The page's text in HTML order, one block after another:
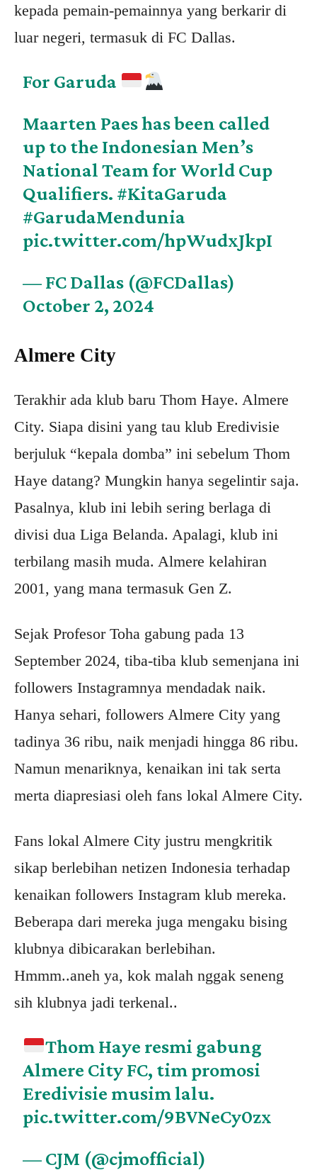
kepada pemain-pemainnya yang berkarir di
luar negeri, termasuk di FC Dallas.
For Garuda
Maarten Paes has been called
up to the Indonesian Men’s
National Team for World Cup
Qualifiers. #KitaGaruda
#GarudaMendunia
pic.twitter.com/hpWudxJkpI
— FC Dallas (@FCDallas)
October 2, 2024
Almere City
Terakhir ada klub baru Thom Haye. Almere
City. Siapa disini yang tau klub Eredivisie
berjuluk “kepala domba” ini sebelum Thom
Haye datang? Mungkin hanya segelintir saja.
Pasalnya, klub ini lebih sering berlaga di
divisi dua Liga Belanda. Apalagi, klub ini
terbilang masih muda. Almere kelahiran
2001, yang mana termasuk Gen Z.
Sejak Profesor Toha gabung pada 13
September 2024, tiba-tiba klub semenjana ini
followers Instagramnya mendadak naik.
Hanya sehari, followers Almere City yang
tadinya 36 ribu, naik menjadi hingga 86 ribu.
Namun menariknya, kenaikan ini tak serta
merta diapresiasi oleh fans lokal Almere City.
Fans lokal Almere City justru mengkritik
sikap berlebihan netizen Indonesia terhadap
kenaikan followers Instagram klub mereka.
Beberapa dari mereka juga mengaku bising
klubnya dibicarakan berlebihan.
Hmmm..aneh ya, kok malah nggak seneng
sih klubnya jadi terkenal..
Thom Haye resmi gabung
Almere City FC, tim promosi
Eredivisie musim lalu.
pic.twitter.com/9BVNeCy0zx
— CJM (@cjmofficial)